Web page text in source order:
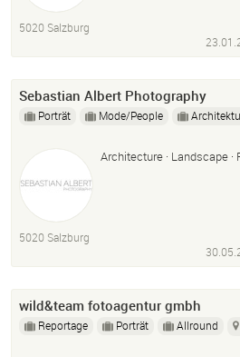
5020 Salzburg
Sebastian Albert Photography
Porträt Mode/People
Architecture · Landscape ·
5020 Salzburg
wild&team fotoagentur gmbh
Reportage Porträt Allround